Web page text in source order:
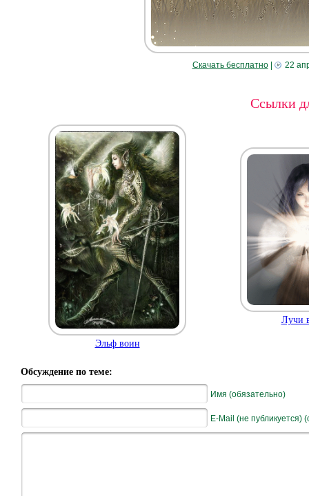
Скачать бесплатно| 22
Ссылки
Эльф воин
Лучи
Обсуждение по теме:
Имя (обязательно)
E-Mail (не публикуется)